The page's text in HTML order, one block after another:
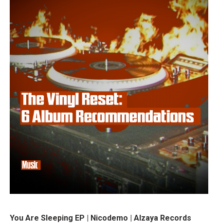
You Are Sleeping EP | Nicodemo | Alzaya Records